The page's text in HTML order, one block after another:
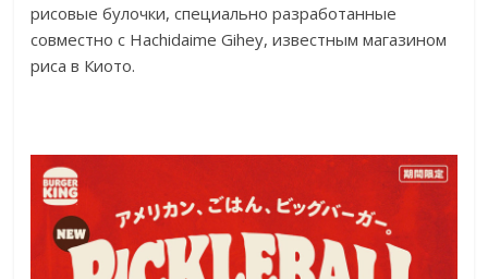
рисовые булочки, специально разработанные
совместно с Hachidaime Gihey, известным магазином
риса в Киото.